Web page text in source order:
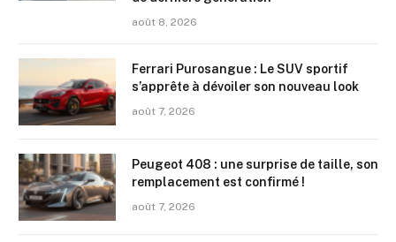
août 8, 2026
Ferrari Purosangue : Le SUV sportif
s’apprête à dévoiler son nouveau look
août 7, 2026
Peugeot 408 : une surprise de taille, son
remplacement est confirmé !
août 7, 2026